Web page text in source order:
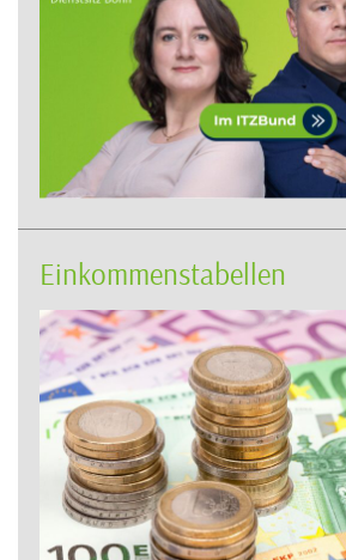
Einkommenstabellen